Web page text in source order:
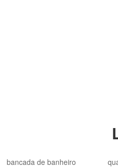
bancada de banheiro